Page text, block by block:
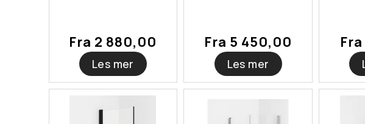
Fra 2 880,00
Les mer
Fra 5 450,00
Les mer